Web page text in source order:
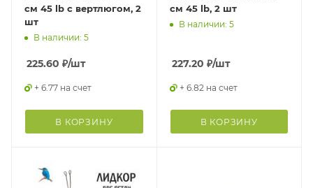
см 45 lb с вертлюгом, 2
шт
В наличии: 5
225.60 ₽/шт
+ 6.77 на счет
В КОРЗИНУ
см 45 lb, 2 шт
В наличии: 5
227.20 ₽/шт
+ 6.82 на счет
В КОРЗИНУ